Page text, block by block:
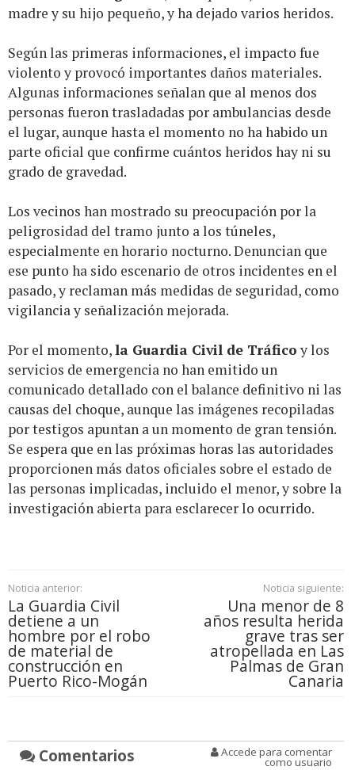
madre y su hijo pequeño, y ha dejado varios heridos.
Según las primeras informaciones, el impacto fue
violento y provocó importantes daños materiales.
Algunas informaciones señalan que al menos dos
personas fueron trasladadas por ambulancias desde
el lugar, aunque hasta el momento no ha habido un
parte oficial que confirme cuántos heridos hay ni su
grado de gravedad.
Los vecinos han mostrado su preocupación por la
peligrosidad del tramo junto a los túneles,
especialmente en horario nocturno. Denuncian que
ese punto ha sido escenario de otros incidentes en el
pasado, y reclaman más medidas de seguridad, como
vigilancia y señalización mejorada.
Por el momento,la Guardia Civil de Tráfico y los
servicios de emergencia no han emitido un
comunicado detallado con el balance definitivo ni las
causas del choque, aunque las imágenes recopiladas
por testigos apuntan a un momento de gran tensión.
Se espera que en las próximas horas las autoridades
proporcionen más datos oficiales sobre el estado de
las personas implicadas, incluido el menor, y sobre la
investigación abierta para esclarecer lo ocurrido.
Noticia anterior:
La Guardia Civil
detiene a un
hombre por el robo
de material de
construcción en
Puerto Rico-Mogán
Noticia siguiente:
Una menor de 8
años resulta herida
grave tras ser
atropellada en Las
Palmas de Gran
Canaria
Comentarios Accede para comentar
como usuario